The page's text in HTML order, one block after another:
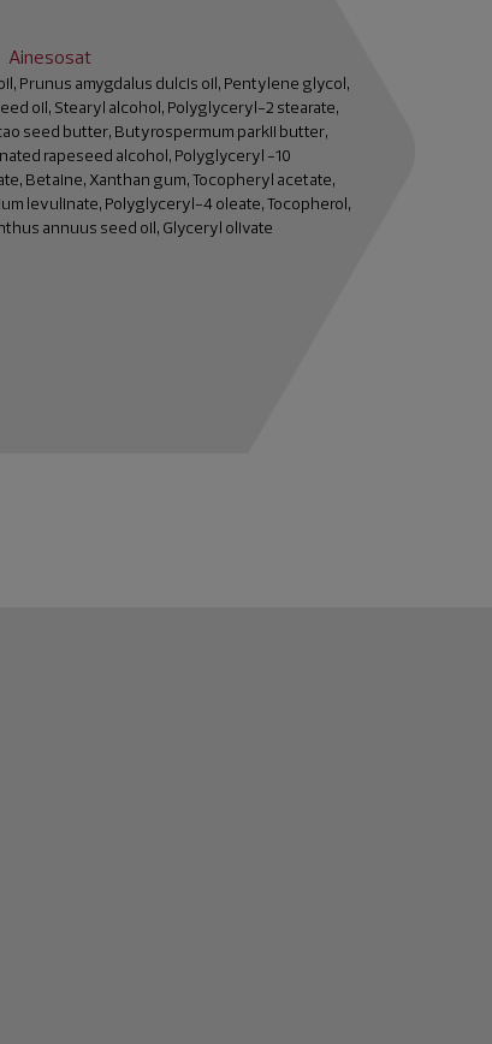
Ainesosat
Prunus amygdalus dulcis oil, Pentylene glycol,
oil, Stearyl alcohol, Polyglyceryl-2 stearate,
seed butter, Butyrospermum parkii butter,
rapeseed alcohol, Polyglyceryl -10
Betaine, Xanthan gum, Tocopheryl acetate,
levulinate, Polyglyceryl-4 oleate, Tocopherol,
annuus seed oil, Glyceryl olivate